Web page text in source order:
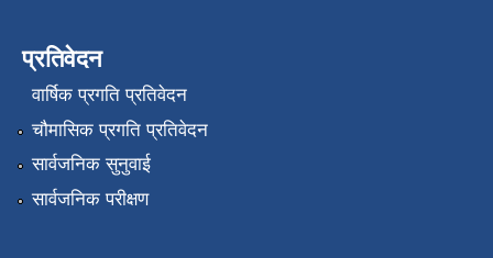
प्रतिवेदन
वार्षिक प्रगति प्रतिवेदन
चौमासिक प्रगति प्रतिवेदन
सार्वजनिक सुनुवाई
सार्वजनिक परीक्षण